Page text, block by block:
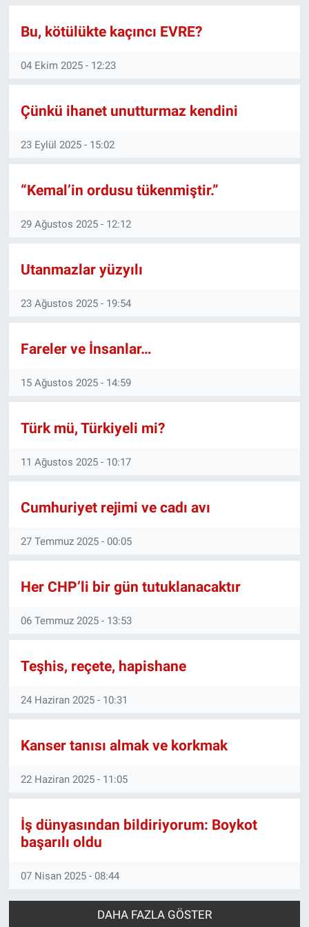
Bu, kötülükte kaçıncı EVRE?
04 Ekim 2025 - 12:23
Çünkü ihanet unutturmaz kendini
23 Eylül 2025 - 15:02
“Kemal’in ordusu tükenmiştir.”
29 Ağustos 2025 - 12:12
Utanmazlar yüzyılı
23 Ağustos 2025 - 19:54
Fareler ve İnsanlar…
15 Ağustos 2025 - 14:59
Türk mü, Türkiyeli mi?
11 Ağustos 2025 - 10:17
Cumhuriyet rejimi ve cadı avı
27 Temmuz 2025 - 00:05
Her CHP’li bir gün tutuklanacaktır
06 Temmuz 2025 - 13:53
Teşhis, reçete, hapishane
24 Haziran 2025 - 10:31
Kanser tanısı almak ve korkmak
22 Haziran 2025 - 11:05
İş dünyasından bildiriyorum: Boykot
başarılı oldu
07 Nisan 2025 - 08:44
DAHA FAZLA GÖSTER
Ege'den Esintiler
Eğitim
Gün Bitiyor
Gün Ortası
Gündem Özel
Günün görüntüsü
Koronavirüs
Ne demişti
Nedir
Popüler
Programlar
Türkiye'nin Geleceği
Türkiye'nin Gündemi
Yerel Gündem
İletişim